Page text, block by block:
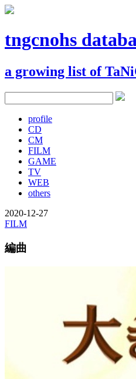
tngcnohs
a growing list of
profile
CD
CM
FILM
GAME
TV
WEB
others
2020-12-27
FILM
編曲